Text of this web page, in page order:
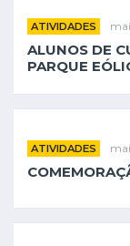
ATIVIDADES
ALUNOS DE
PARQUE
ATIVIDADES